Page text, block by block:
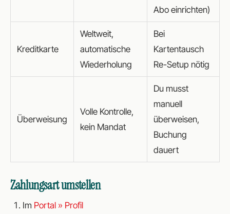
Abo einrichten)
Kreditkarte
Weltweit,
automatische
Wiederholung
Bei
Kartentausch
Re-Setup nötig
Überweisung
Volle Kontrolle,
kein Mandat
Du musst
manuell
überweisen,
Buchung
dauert
Zahlungsart umstellen
Im Portal » Profil